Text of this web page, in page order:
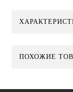
ПОХОЖИЕ